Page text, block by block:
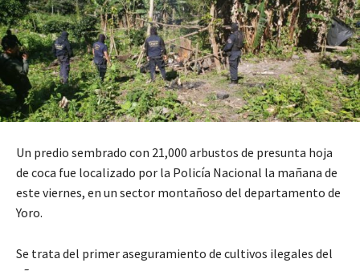
Un predio sembrado con 21,000 arbustos de presunta hoja
de coca fue localizado por la Policía Nacional la mañana de
este viernes, en un sector montañoso del departamento de
Yoro.
Se trata del primer aseguramiento de cultivos ilegales del